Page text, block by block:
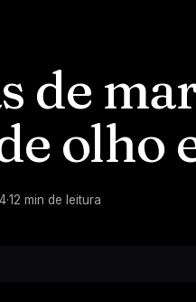
de
olho
·12 min de leitura